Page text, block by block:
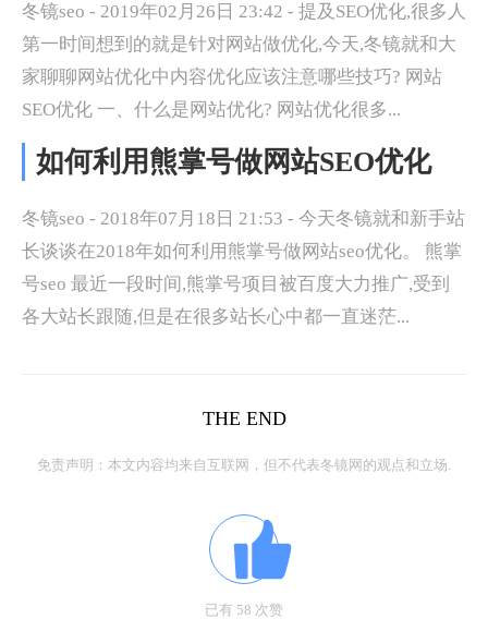
冬镜seo - 2019年02月26日 23:42 - 提及SEO优化,很多人
第一时间想到的就是针对网站做优化,今天,冬镜就和大
家聊聊网站优化中内容优化应该注意哪些技巧? 网站
SEO优化 一、什么是网站优化? 网站优化很多...
如何利用熊掌号做网站SEO优化
冬镜seo - 2018年07月18日 21:53 - 今天冬镜就和新手站
长谈谈在2018年如何利用熊掌号做网站seo优化。 熊掌
号seo 最近一段时间,熊掌号项目被百度大力推广,受到
各大站长跟随,但是在很多站长心中都一直迷茫...
THE END
免责声明：本文内容均来自互联网，但不代表冬镜网的观点和立场.
已有 58 次赞